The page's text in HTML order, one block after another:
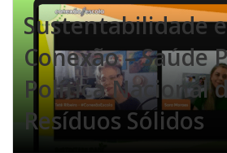
Sustentabilidade
Conexão – Saúde
Política Nacional
Resíduos Sólidos